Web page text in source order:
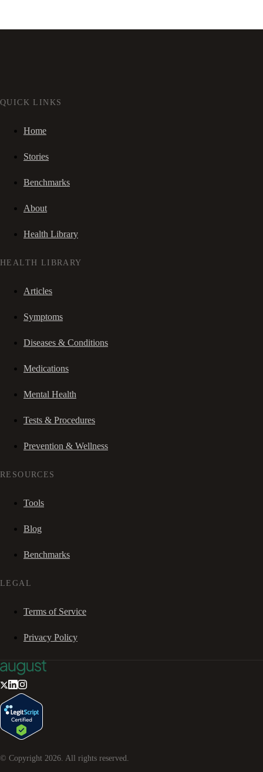
QUICK LINKS
Home
Stories
Benchmarks
About
Health Library
HEALTH LIBRARY
Articles
Symptoms
Diseases & Conditions
Medications
Mental Health
Tests & Procedures
Prevention & Wellness
RESOURCES
Tools
Blog
Benchmarks
LEGAL
Terms of Service
Privacy Policy
© Copyright 2026. All rights reserved.